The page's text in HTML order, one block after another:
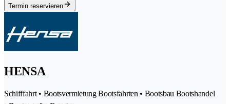
Termin reservieren
HENSA
Schifffahrt • Bootsvermietung Bootsfahrten • Bootsbau Bootshandel